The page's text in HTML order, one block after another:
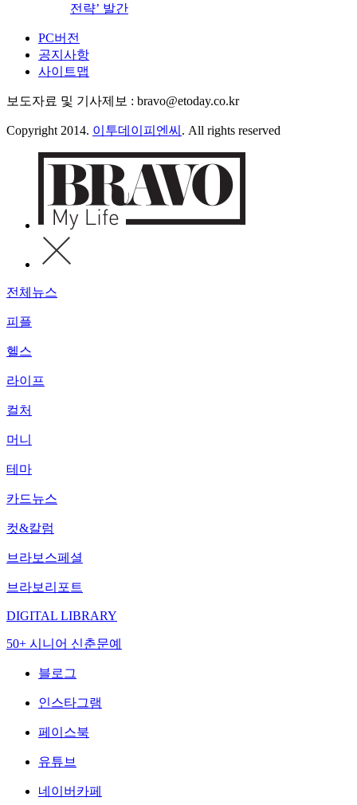
전략’ 발간
PC버전
공지사항
사이트맵
보도자료 및 기사제보 : bravo@etoday.co.kr
Copyright 2014. 이투데이피엔씨 . All rights reserved
전체뉴스
피플
헬스
라이프
컬처
머니
테마
카드뉴스
컷&칼럼
브라보스페셜
브라보리포트
DIGITAL LIBRARY
50+ 시니어 신춘문예
블로그
인스타그램
페이스북
유튜브
네이버카페